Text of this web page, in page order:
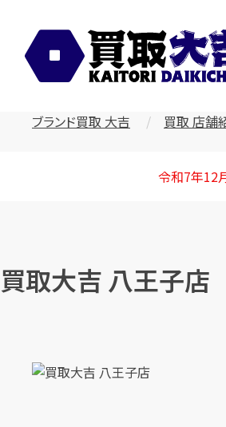
ブランド買取 大吉 買取 店舗
令和7年12
買取大吉 八王子店